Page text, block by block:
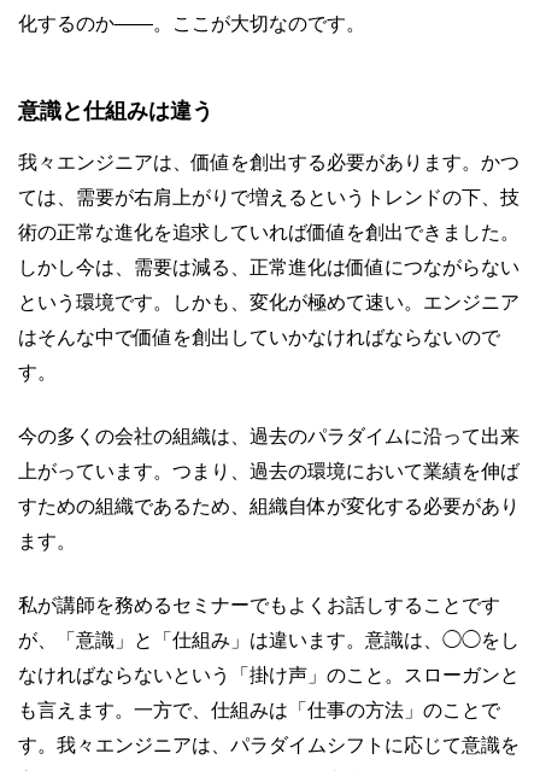
化するのか――。ここが大切なのです。
意識と仕組みは違う
我々エンジニアは、価値を創出する必要があります。かつ
ては、需要が右肩上がりで増えるというトレンドの下、技
術の正常な進化を追求していれば価値を創出できました。
しかし今は、需要は減る、正常進化は価値につながらない
という環境です。しかも、変化が極めて速い。エンジニア
はそんな中で価値を創出していかなければならないので
す。
今の多くの会社の組織は、過去のパラダイムに沿って出来
上がっています。つまり、過去の環境において業績を伸ば
すための組織であるため、組織自体が変化する必要があり
ます。
私が講師を務めるセミナーでもよくお話しすることです
が、「意識」と「仕組み」は違います。意識は、◯◯をし
なければならないという「掛け声」のこと。スローガンと
も言えます。一方で、仕組みは「仕事の方法」のことで
す。我々エンジニアは、パラダイムシフトに応じて意識を